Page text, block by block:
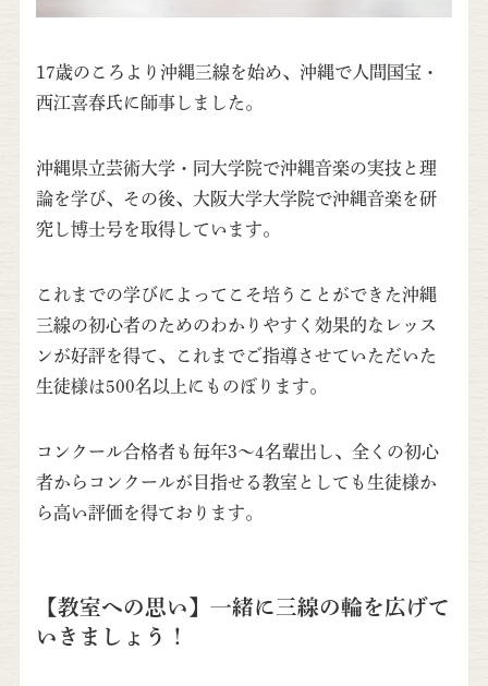
17歳のころより沖縄三線を始め、沖縄で人間国宝・
西江喜春氏に師事しました。
沖縄県立芸術大学・同大学院で沖縄音楽の実技と理
論を学び、その後、大阪大学大学院で沖縄音楽を研
究し博士号を取得しています。
これまでの学びによってこそ培うことができた沖縄
三線の初心者のためのわかりやすく効果的なレッス
ンが好評を得て、これまでご指導させていただいた
生徒様は500名以上にものぼります。
コンクール合格者も毎年3～4名輩出し、全くの初心
者からコンクールが目指せる教室としても生徒様か
ら高い評価を得ております。
【教室への思い】一緒に三線の輪を広げて
いきましょう！